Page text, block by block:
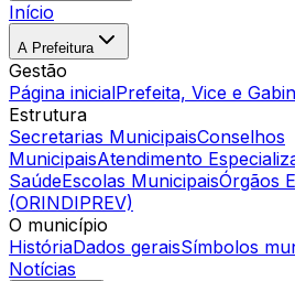
Início
A Prefeitura
Gestão
Página inicialPrefeita, Vice e
Estrutura
Secretarias MunicipaisConselhos
MunicipaisAtendimento
SaúdeEscolas MunicipaisÓrgãos
(ORINDIPREV)
O município
HistóriaDados geraisSímbolos
Notícias